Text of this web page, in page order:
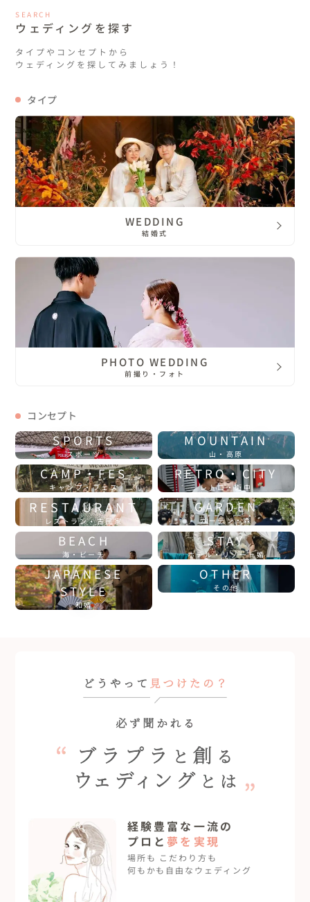
SEARCH
ウェディングを探す
タイプやコンセプトから
ウェディングを探してみましょう！
タイプ
WEDDING
結婚式
PHOTO WEDDING
前撮り・フォト
コンセプト
SPORTS
スポーツ
MOUNTAIN
山・高原
CAMP・FES
キャンプ・フェス
RETRO・CITY
レトロ・街中
RESTAURANT
レストラン・古民家
GARDEN
ガーデン・森
BEACH
海・ビーチ
STAY
ホテル・リゾート婚
JAPANESE
STYLE
和婚
OTHER
その他
経験豊富な一流の
プロと 夢を実現
場所も こだわり方も
何もかも自由なウェディング